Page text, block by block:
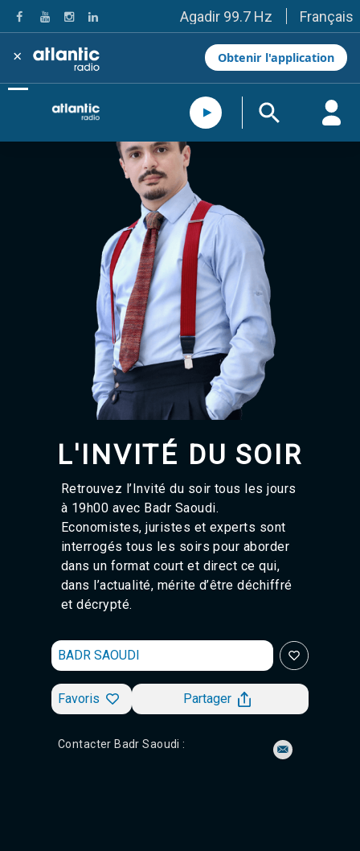
Agadir 99.7 Hz
Tanger 103.3 Hz
Tétouan 87.8 Hz
Fès 98.8 Hz
Meknès 97.2 Hz
El Jadida 97.3
Settat 104,6
Essaouira 96.6
Taounate 95.6
Tiznit 103.1
SkhourRhamna 92.2
Taroudant 104.9
Guelmim 91.9
Tan-Tan 95.2
Tafraout 104.9
Casablanca 92.5 Hz
Rabat, Salé 106.9 Hz
Marrakech 90.5 Hz
Agadir 99.7 Hz
Tanger 103.3 Hz
Tétouan 87.8 Hz
Fès 98.8 Hz
Meknès 97.2 Hz
El Jadida 97.3
Chefchaouen 106.4
Essaouira 96.6
Safi 92.3
Taza 103.0
Taounate 95.6
Tiznit 103.1
SkhourRhamna 92.2
Tan-Tan 95.2
Français
× Obtenir l'application
L'INVITÉ DU SOIR
Retrouvez l’Invité du soir tous les jours
à 19h00 avec Badr Saoudi.
Economistes, juristes et experts sont
interrogés tous les soirs pour aborder
dans un format court et direct ce qui,
dans l’actualité, mérite d’être déchiffré
et décrypté.
BADR SAOUDI
Favoris Partager
Contacter Badr Saoudi :